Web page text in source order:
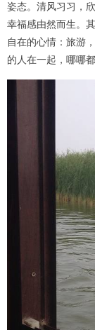
姿态。清风习习，
幸福感由然而生。
自在的心情：旅游
的人在一起，哪哪